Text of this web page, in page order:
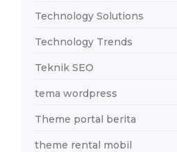
Technology Solutions
Technology Trends
Teknik SEO
tema wordpress
Theme portal berita
theme rental mobil